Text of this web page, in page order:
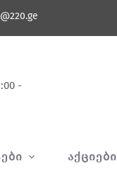
-
ᲐᲥᲪᲘᲔᲑᲘ